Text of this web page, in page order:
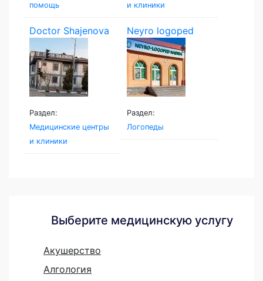
помощь
и клиники
Doctor Shajenova
Раздел:
Медицинские центры
и клиники
Neyro logoped
Раздел:
Логопеды
Выберите медицинскую услугу
Акушерство
Алгология